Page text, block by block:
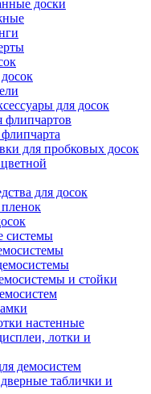
доски
для досок
флипчартов
для пробковых досок
для досок
системы
и стойки
настенные
лотки и
демосистем
таблички и